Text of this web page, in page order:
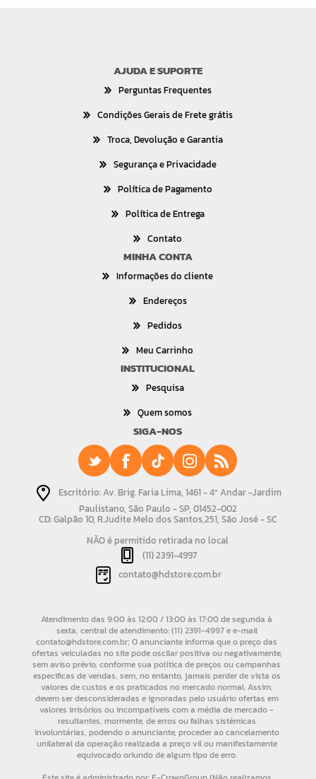
AJUDA E SUPORTE
Perguntas Frequentes
Condições Gerais de Frete grátis
Troca, Devolução e Garantia
Segurança e Privacidade
Política de Pagamento
Política de Entrega
Contato
MINHA CONTA
Informações do cliente
Endereços
Pedidos
Meu Carrinho
INSTITUCIONAL
Pesquisa
Quem somos
SIGA-NOS
Escritório: Av. Brig. Faria Lima, 1461 - 4º Andar -Jardim
Paulistano, São Paulo - SP, 01452-002
CD: Galpão 10, R.Judite Melo dos Santos,251, São José - SC
NÃO é permitido retirada no local
(11) 2391-4997
contato@hdstore.com.br